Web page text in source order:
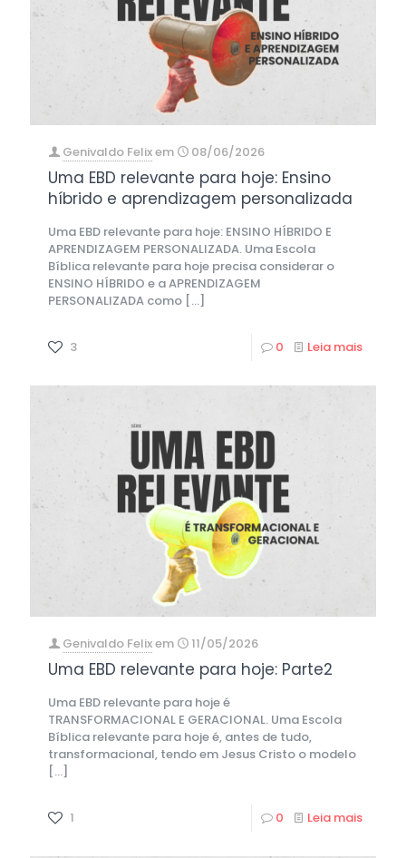
Genivaldo Felixem 08/06/2026
Uma EBD relevante para hoje: Ensino
híbrido e aprendizagem personalizada
Uma EBD relevante para hoje: ENSINO HÍBRIDO E
APRENDIZAGEM PERSONALIZADA. Uma Escola
Bíblica relevante para hoje precisa considerar o
ENSINO HÍBRIDO e a APRENDIZAGEM
PERSONALIZADA como […]
3 0 Leia mais
Genivaldo Felixem 11/05/2026
Uma EBD relevante para hoje: Parte2
Uma EBD relevante para hoje é
TRANSFORMACIONAL E GERACIONAL. Uma Escola
Bíblica relevante para hoje é, antes de tudo,
transformacional, tendo em Jesus Cristo o modelo
[…]
1 0 Leia mais